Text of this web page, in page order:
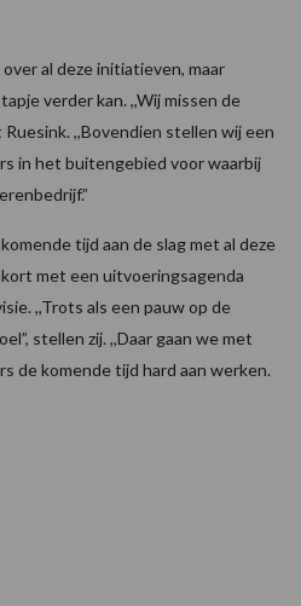
al deze initiatieven, maar
verder kan. ,,Wij missen de
Ruesink. ,,Bovendien stellen wij een
in het buitengebied voor waarbij
tijd aan de slag met al deze
met een uitvoeringsagenda
,,Trots als een pauw op de
stellen zij. ,,Daar gaan we met
de komende tijd hard aan werken.